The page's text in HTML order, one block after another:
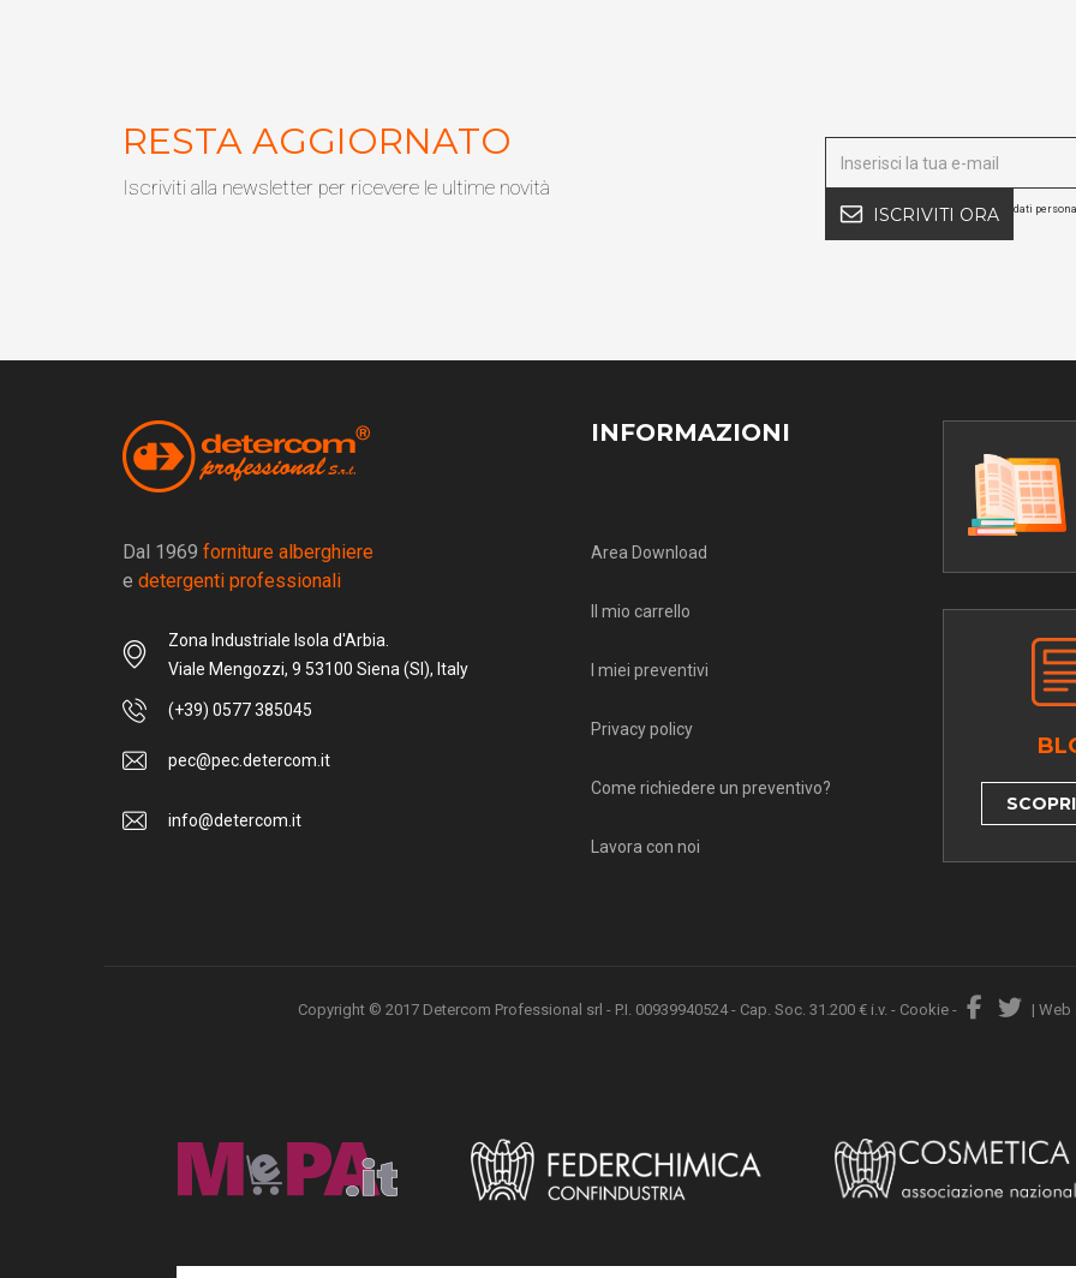
RESTA AGGIORNATO
Iscriviti alla newsletter per ricevere le ultime novità
ISCRIVITI ORA dati
Dal 1969 forniture alberghiere
e detergenti professionali
Zona Industriale Isola d'Arbia.
Viale Mengozzi, 9 53100 Siena (SI), Italy
(+39) 0577 385045
pec@pec.detercom.it
info@detercom.it
INFORMAZIONI
Area Download
Il mio carrello
I miei preventivi
Privacy policy
Come richiedere un preventivo?
Lavora con noi
Copyright © 2017 Detercom Professional srl - P.I. 00939940524 - Cap. Soc. 31.200 € i.v. - Cookie - | Web